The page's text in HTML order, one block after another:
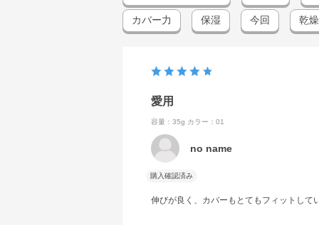
カバー力 保湿 今回 乾
愛用
容量：35g カラー：01
no name
購入確認済み
伸びが良く、カバーもとてもフィットして